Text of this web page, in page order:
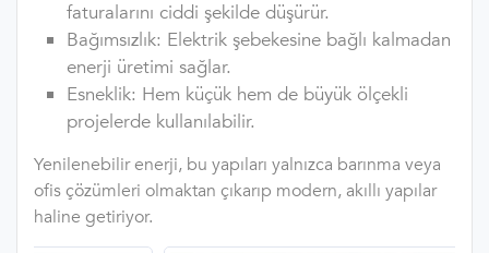
faturalarını ciddi şekilde düşürür.
Bağımsızlık: Elektrik şebekesine bağlı kalmadan
enerji üretimi sağlar.
Esneklik: Hem küçük hem de büyük ölçekli
projelerde kullanılabilir.
Yenilenebilir enerji, bu yapıları yalnızca barınma veya
ofis çözümleri olmaktan çıkarıp modern, akıllı yapılar
haline getiriyor.